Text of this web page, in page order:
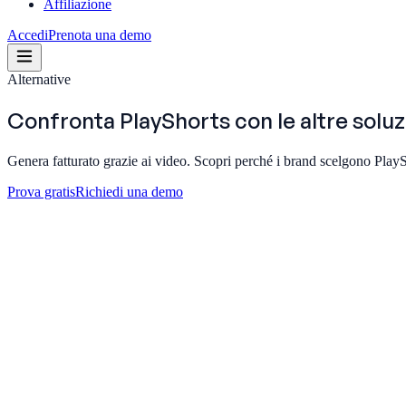
Affiliazione
AccediPrenota una demo
Alternative
Confronta PlayShorts con le altre
Genera fatturato grazie ai video. Scopri perché i brand scelgono
Prova gratisRichiedi una demo